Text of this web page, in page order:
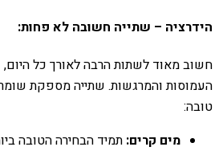
הידרציה – שתייה חשובה לא פחות:
חשוב מאוד לשתות הרבה לאורך כל
העמוסות והמרגשות. שתייה מספקת
טובה:
מים קרים: תמיד הבחירה הטובה